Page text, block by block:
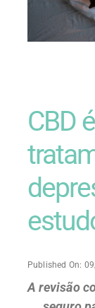
CBD
Published On:
A revisão